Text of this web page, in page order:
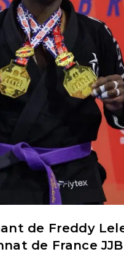
de Freddy
de France JJB